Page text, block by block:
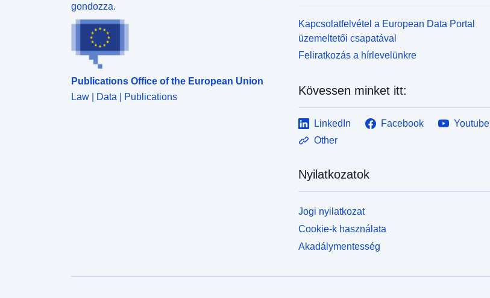
gondozza.
Publications Office of the European Union
Law | Data | Publications
Kapcsolatfelvétel a European Data Portal
üzemeltetői csapatával
Feliratkozás a hírlevelünkre
Kövessen minket itt:
LinkedIn Facebook
Youtube
Other
Nyilatkozatok
Jogi nyilatkozat
Cookie-k használata
Akadálymentesség